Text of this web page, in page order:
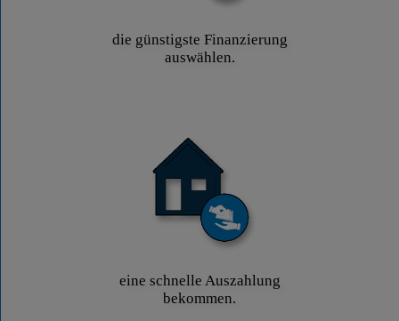
die günstigste Finanzierung
auswählen.
eine schnelle Auszahlung
bekommen.